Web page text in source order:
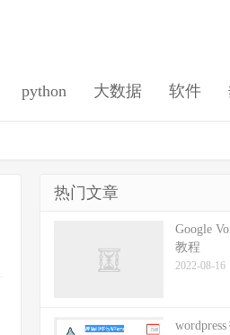
python 大数据 软件
热门文章
Google
教程
2022-08-16